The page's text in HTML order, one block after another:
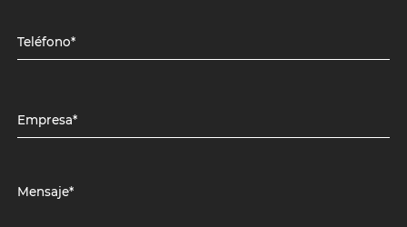
Teléfono*
Empresa*
Mensaje*